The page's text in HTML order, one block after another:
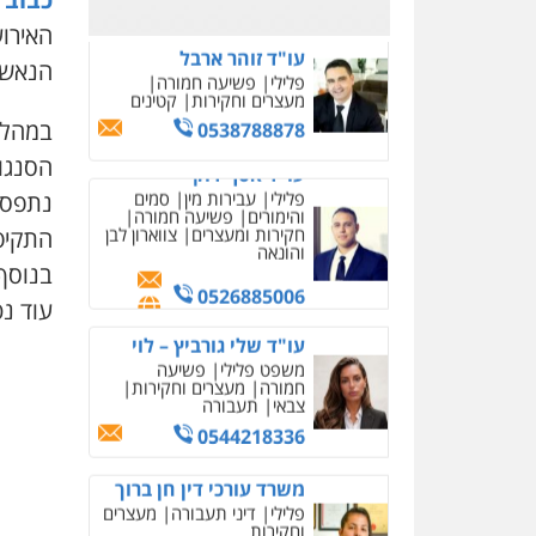
עו"ד שלי גורביץ – לוי
משפט פלילי פשיעה
חמורה מעצרים וחקירות
צבאי תעבורה
משרד עורכי דין חן ברוך
פלילי דיני תעבורה מעצרים
וחקירות
0505078733
עו"ד קארין לגטיוי
פלילי פשיעה חמורה
מעצרים וחקירות
0507446995
משרד עורכי דין טאי
שרקי
עוד